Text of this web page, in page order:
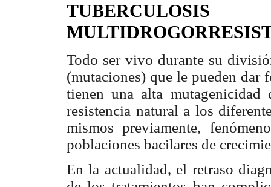
Todo ser vivo durante su
(mutaciones) que le pueden dar
tienen una alta mutagenicidad
resistencia natural a los
mismos previamente,
poblaciones bacilares de
En la actualidad, el retraso